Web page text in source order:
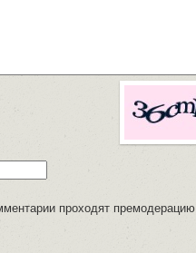
проходят премодерацию